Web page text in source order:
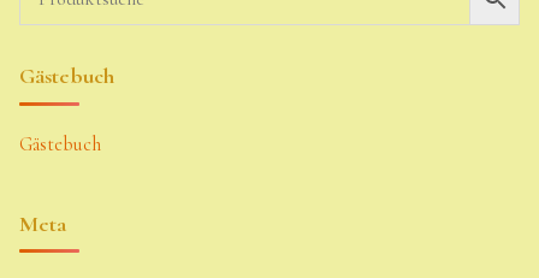
Gästebuch
Gästebuch
Meta